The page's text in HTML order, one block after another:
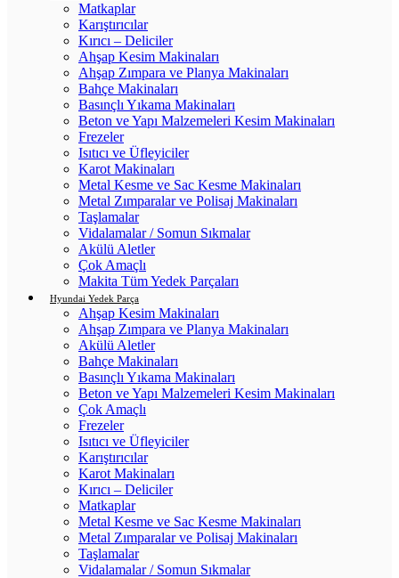
Matkaplar
Karıştırıcılar
Kırıcı – Deliciler
Ahşap Kesim Makinaları
Ahşap Zımpara ve Planya Makinaları
Bahçe Makinaları
Basınçlı Yıkama Makinaları
Beton ve Yapı Malzemeleri Kesim Makinaları
Frezeler
Isıtıcı ve Üfleyiciler
Karot Makinaları
Metal Kesme ve Sac Kesme Makinaları
Metal Zımparalar ve Polisaj Makinaları
Taşlamalar
Vidalamalar / Somun Sıkmalar
Akülü Aletler
Çok Amaçlı
Makita Tüm Yedek Parçaları
Hyundai Yedek Parça
Ahşap Kesim Makinaları
Ahşap Zımpara ve Planya Makinaları
Akülü Aletler
Bahçe Makinaları
Basınçlı Yıkama Makinaları
Beton ve Yapı Malzemeleri Kesim Makinaları
Çok Amaçlı
Frezeler
Isıtıcı ve Üfleyiciler
Karıştırıcılar
Karot Makinaları
Kırıcı – Deliciler
Matkaplar
Metal Kesme ve Sac Kesme Makinaları
Metal Zımparalar ve Polisaj Makinaları
Taşlamalar
Vidalamalar / Somun Sıkmalar